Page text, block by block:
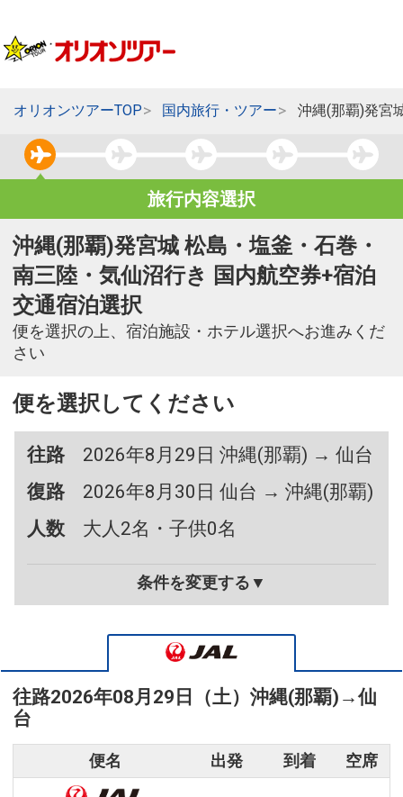
オリオンツアーTOP 国内旅行・ツアー 沖縄(那覇)発宮
旅行内容選択
沖縄(那覇)発宮城 松島・塩釜・石巻・
南三陸・気仙沼行き 国内航空券+宿泊
交通宿泊選択
便を選択の上、宿泊施設・ホテル選択へお進みくだ
さい
便を選択してください
往路
2026年8月29日 沖縄(那覇) → 仙台
復路
2026年8月30日 仙台 → 沖縄(那覇)
人数
大人2名・子供0名
条件を変更する▼
往路2026年08月29日（土） 沖縄(那覇) →仙
台
便名 出発 到着 空席